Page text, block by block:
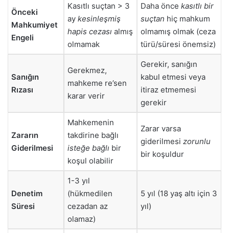
Önceki
Mahkumiyet
Engeli
Kasıtlı suçtan > 3
ay kesinleşmiş
hapis cezası almış
olmamak
Daha önce kasıtlı bir
suçtan hiç mahkum
olmamış olmak (ceza
türü/süresi önemsiz)
Sanığın
Rızası
Gerekmez,
mahkeme re’sen
karar verir
Gerekir, sanığın
kabul etmesi veya
itiraz etmemesi
gerekir
Zararın
Giderilmesi
Mahkemenin
takdirine bağlı
isteğe bağlı bir
koşul olabilir
Zarar varsa
giderilmesi zorunlu
bir koşuldur
Denetim
Süresi
1-3 yıl
(hükmedilen
cezadan az
olamaz)
5 yıl (18 yaş altı için 3
yıl)